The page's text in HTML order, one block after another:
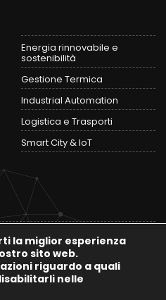
Energia rinnovabile e
sostenibilità
Gestione Termica
Industrial Automation
Logistica e Trasporti
Smart City & IoT
la miglior esperienza
sito web.
riguardo a quali
nelle